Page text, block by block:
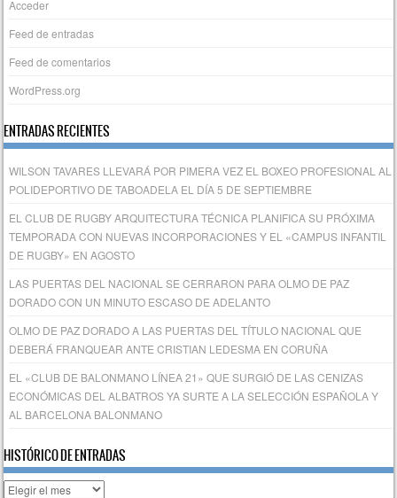
Acceder
Feed de entradas
Feed de comentarios
WordPress.org
ENTRADAS RECIENTES
WILSON TAVARES LLEVARÁ POR PIMERA VEZ EL BOXEO PROFESIONAL AL
POLIDEPORTIVO DE TABOADELA EL DÍA 5 DE SEPTIEMBRE
EL CLUB DE RUGBY ARQUITECTURA TÉCNICA PLANIFICA SU PRÓXIMA
TEMPORADA CON NUEVAS INCORPORACIONES Y EL «CAMPUS INFANTIL
DE RUGBY» EN AGOSTO
LAS PUERTAS DEL NACIONAL SE CERRARON PARA OLMO DE PAZ
DORADO CON UN MINUTO ESCASO DE ADELANTO
OLMO DE PAZ DORADO A LAS PUERTAS DEL TÍTULO NACIONAL QUE
DEBERÁ FRANQUEAR ANTE CRISTIAN LEDESMA EN CORUÑA
EL «CLUB DE BALONMANO LÍNEA 21» QUE SURGIÓ DE LAS CENIZAS
ECONÓMICAS DEL ALBATROS YA SURTE A LA SELECCIÓN ESPAÑOLA Y
AL BARCELONA BALONMANO
HISTÓRICO DE ENTRADAS
Histórico